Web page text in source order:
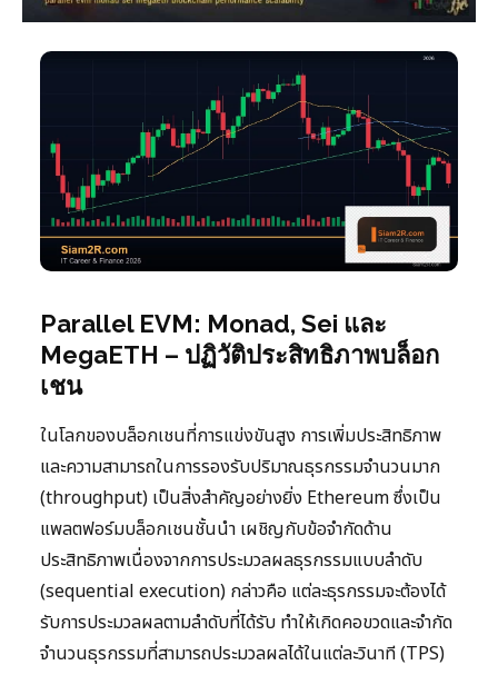
Parallel EVM: Monad, Sei และ
MegaETH – ปฏิวัติประสิทธิภาพบล็อก
เชน
ในโลกของบล็อกเชนที่การแข่งขันสูง การเพิ่มประสิทธิภาพ
และความสามารถในการรองรับปริมาณธุรกรรมจำนวนมาก
(throughput) เป็นสิ่งสำคัญอย่างยิ่ง Ethereum ซึ่งเป็น
แพลตฟอร์มบล็อกเชนชั้นนำ เผชิญกับข้อจำกัดด้าน
ประสิทธิภาพเนื่องจากการประมวลผลธุรกรรมแบบลำดับ
(sequential execution) กล่าวคือ แต่ละธุรกรรมจะต้องได้
รับการประมวลผลตามลำดับที่ได้รับ ทำให้เกิดคอขวดและจำกัด
จำนวนธุรกรรมที่สามารถประมวลผลได้ในแต่ละวินาที (TPS)